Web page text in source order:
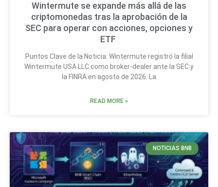
Wintermute se expande más allá de las
criptomonedas tras la aprobación de la
SEC para operar con acciones, opciones y
ETF
Puntos Clave de la Noticia: Wintermute registró la filial
Wintermute USA LLC como broker-dealer ante la SEC y
la FINRA en agosto de 2026. La
READ MORE »
NOTICIAS BNB